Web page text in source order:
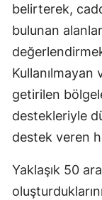
belirterek,
bulunan
Kullanılmayan
getirilen
destekleriyle
destek veren
Yaklaşık 50